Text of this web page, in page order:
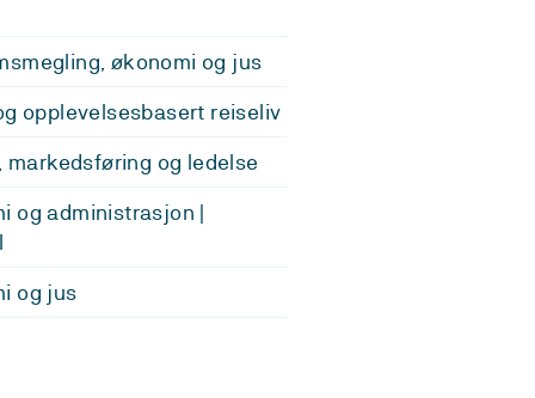
økonomi og jus
opplevelsesbasert reiseliv
markedsføring og ledelse
og administrasjon |
og jus